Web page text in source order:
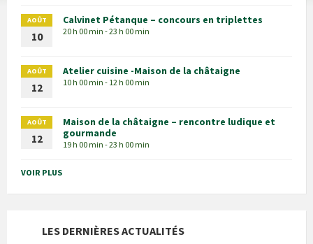
AOÛT
10
Calvinet Pétanque – concours en triplettes
20 h 00 min - 23 h 00 min
AOÛT
12
Atelier cuisine -Maison de la châtaigne
10 h 00 min - 12 h 00 min
AOÛT
12
Maison de la châtaigne – rencontre ludique et
gourmande
19 h 00 min - 23 h 00 min
VOIR PLUS
LES DERNIÈRES ACTUALITÉS